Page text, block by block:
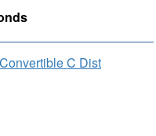
C Dist